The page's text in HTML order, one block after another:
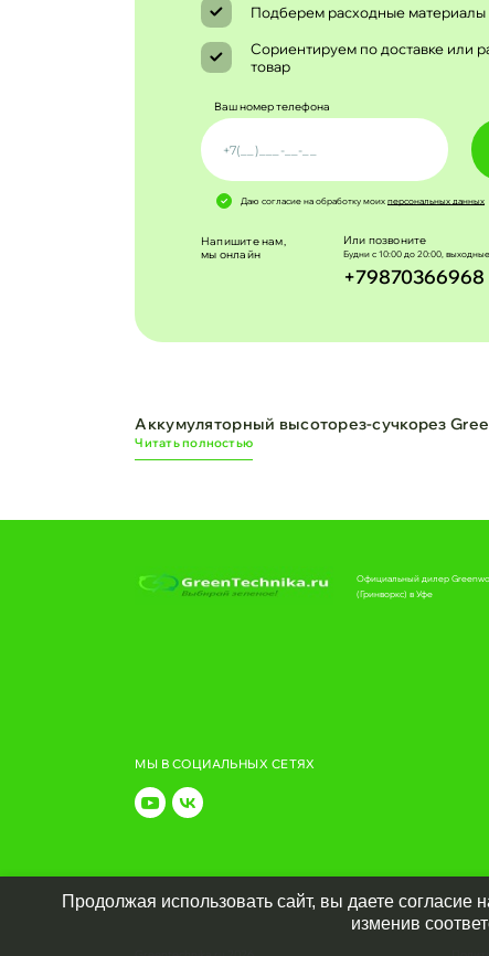
Подберем расходные материалы
Сориентируем по доставке или
товар
Ваш номер телефона
Даю согласие на обработку моихперсональных данных
Напишите нам,
мы онлайн
Или позвоните
Будни с 10:00 до 20:00,
+79870366968
Аккумуляторный высоторез-сучкорез
Читать полностью
Официальный дилер
(Гринворкс) в Уфе
МЫ В СОЦИАЛЬНЫХ СЕТЯХ
Продолжая использовать сайт, вы даете
изменив